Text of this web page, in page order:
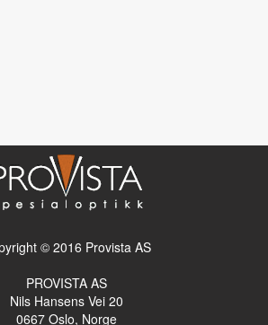
© 2016 Provista AS
PROVISTA AS
Nils Hansens Vei 20
0667 Oslo, Norge